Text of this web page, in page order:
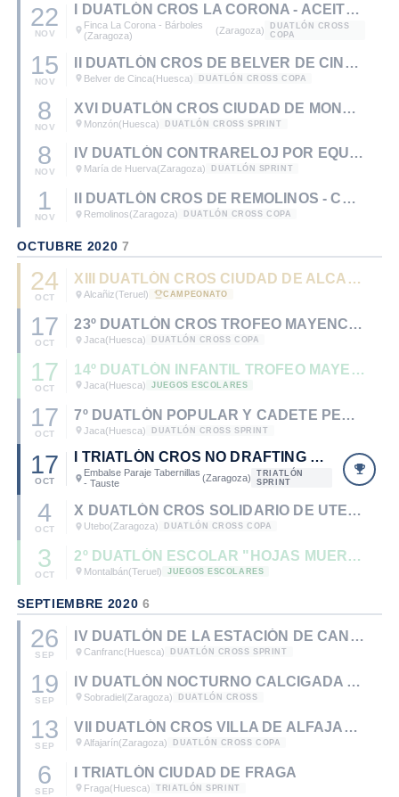
22
NOV
I DUATLÓN CROS LA CORONA - ACEITE VIRGEN EXTRA ANSÓ
Finca La Corona - Bárboles
(Zaragoza)
(Zaragoza)
DUATLÓN CROSS
COPA
15
NOV
II DUATLÓN CROS DE BELVER DE CINCA
Belver de Cinca(Huesca) DUATLÓN CROSS COPA
8
NOV
XVI DUATLÓN CROS CIUDAD DE MONZÓN
Monzón(Huesca) DUATLÓN CROSS SPRINT
8
NOV
IV DUATLÓN CONTRARELOJ POR EQUIPOS MARÍA DE HUERVA
María de Huerva(Zaragoza) DUATLÓN SPRINT
1
NOV
II DUATLÓN CROS DE REMOLINOS - COMARCA RIBERA ALTA DEL EBRO
Remolinos(Zaragoza) DUATLÓN CROSS COPA
OCTUBRE 20207
24
OCT
XIII DUATLÓN CROS CIUDAD DE ALCAÑIZ - CTO. DE ARAGÓN DE DUATLÓN CROS 2020
Alcañiz(Teruel) CAMPEONATO
17
OCT
23º DUATLÓN CROS TROFEO MAYENCOS
Jaca(Huesca) DUATLÓN CROSS COPA
17
OCT
14º DUATLÓN INFANTIL TROFEO MAYENCOS
Jaca(Huesca) JUEGOS ESCOLARES
17
OCT
7º DUATLÓN POPULAR Y CADETE PEÑA ENTA DEBÁN
Jaca(Huesca) DUATLÓN CROSS SPRINT
17
OCT
I TRIATLÓN CROS NO DRAFTING TAUSTE
Embalse Paraje Tabernillas
- Tauste
(Zaragoza)
TRIATLÓN
SPRINT
4
OCT
X DUATLÓN CROS SOLIDARIO DE UTEBO
Utebo(Zaragoza) DUATLÓN CROSS COPA
3
OCT
2º DUATLÓN ESCOLAR "HOJAS MUERTAS" DE MONTALBÁN
Montalbán(Teruel) JUEGOS ESCOLARES
SEPTIEMBRE 20206
26
SEP
IV DUATLÓN DE LA ESTACIÓN DE CANFRANC
Canfranc(Huesca) DUATLÓN CROSS SPRINT
19
SEP
IV DUATLÓN NOCTURNO CALCIGADA SOBRADIEL
Sobradiel(Zaragoza) DUATLÓN CROSS
13
SEP
VII DUATLÓN CROS VILLA DE ALFAJARÍN
Alfajarín(Zaragoza) DUATLÓN CROSS COPA
6
SEP
I TRIATLÓN CIUDAD DE FRAGA
Fraga(Huesca) TRIATLÓN SPRINT